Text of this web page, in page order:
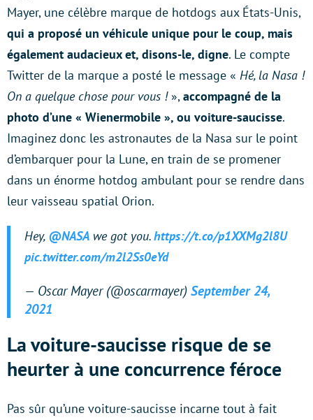
Mayer, une célèbre marque de hotdogs aux États-Unis,
qui a proposé un véhicule unique pour le coup, mais
également audacieux et, disons-le, digne. Le compte
Twitter de la marque a posté le message « Hé, la Nasa !
On a quelque chose pour vous !»,accompagné de la
photo d’une « Wienermobile », ou voiture-saucisse.
Imaginez donc les astronautes de la Nasa sur le point
d’embarquer pour la Lune, en train de se promener
dans un énorme hotdog ambulant pour se rendre dans
leur vaisseau spatial Orion.
Hey, @NASA we got you.https://t.co/p1XXMg2l8U
pic.twitter.com/m2l2Ss0eYd
— Oscar Mayer (@oscarmayer) September 24,
2021
La voiture-saucisse risque de se
heurter à une concurrence féroce
Pas sûr qu’une voiture-saucisse incarne tout à fait